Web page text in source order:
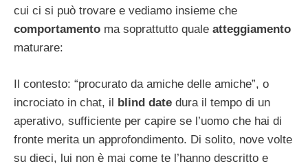
cui ci si può trovare e vediamo insieme che
comportamento ma soprattutto quale atteggiamento
maturare:
Il contesto: “procurato da amiche delle amiche”, o
incrociato in chat, il blind date dura il tempo di un
aperativo, sufficiente per capire se l’uomo che hai di
fronte merita un approfondimento. Di solito, nove volte
su dieci, lui non è mai come te l’hanno descritto e